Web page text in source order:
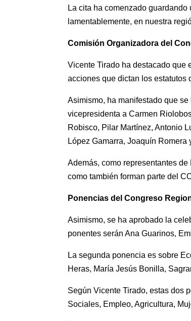
La cita ha comenzado
lamentablemente, en nuestra
Comisión Organizadora del
Vicente Tirado ha destacado que
acciones que dictan los estatutos
Asimismo, ha manifestado que
vicepresidenta a Carmen
Robisco, Pilar Martínez, Antonio
López Gamarra, Joaquín Romera
Además, como representantes
como también forman parte del
Ponencias del Congreso
Asimismo, se ha aprobado la
ponentes serán Ana Guarinos,
La segunda ponencia es sobre
Heras, María Jesús Bonilla,
Según Vicente Tirado, estas dos
Sociales, Empleo, Agricultura,